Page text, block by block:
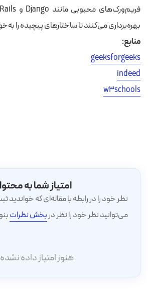
بهره‌برداری می‌کنند تا ساختارهای پیچیده را
منابع:
geeksforgeeks
indeed
w3schools
امتیاز شما به محتوا
نظر خود را در رابطه با مقاله‌ای که
می‌توانید نظر خود را نظر در بخش نظرات
هنوز امتیاز داده